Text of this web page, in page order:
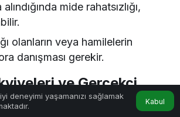
mide rahatsızlığı,
olanların veya hamilelerin
danışması gerekir.
ve Gerçekçi
deneyimi yaşamanızı sağlamak
Kabul